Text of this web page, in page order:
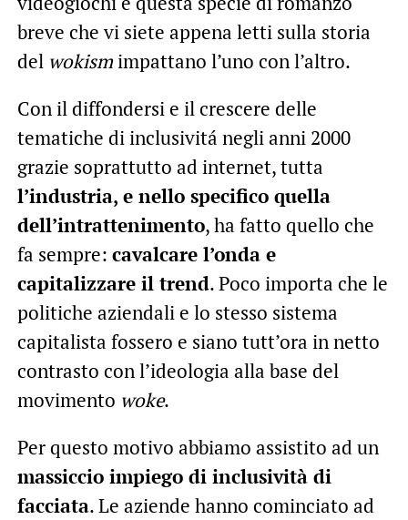
breve che vi siete appena letti sulla storia
del wokismimpattano l’uno con l’altro.
Con il diffondersi e il crescere delle
tematiche di inclusivitá negli anni 2000
grazie soprattutto ad internet, tutta
l’industria, e nello specifico quella
dell’intrattenimento, ha fatto quello che
fa sempre: cavalcare l’onda e
capitalizzare il trend. Poco importa che le
politiche aziendali e lo stesso sistema
capitalista fossero e siano tutt’ora in netto
contrasto con l’ideologia alla base del
movimento woke.
Per questo motivo abbiamo assistito ad un
massiccio impiego di inclusività di
facciata. Le aziende hanno cominciato ad